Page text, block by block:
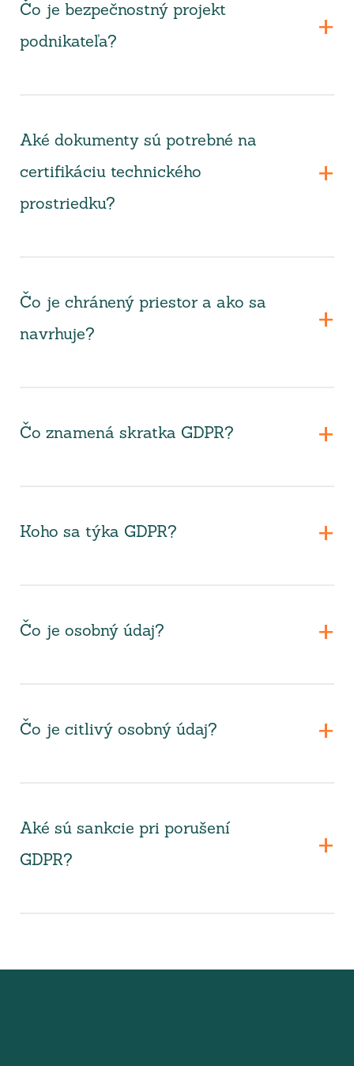
Čo je bezpečnostný projekt
podnikateľa?
Aké dokumenty sú potrebné na
certifikáciu technického
prostriedku?
Čo je chránený priestor a ako sa
navrhuje?
Čo znamená skratka GDPR?
Koho sa týka GDPR?
Čo je osobný údaj?
Čo je citlivý osobný údaj?
Aké sú sankcie pri porušení
GDPR?